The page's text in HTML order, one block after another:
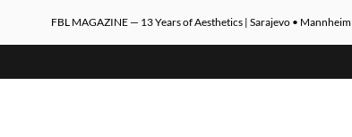
FBL MAGAZINE — 13 Years of Aesthetics | Sarajevo • Mannheim